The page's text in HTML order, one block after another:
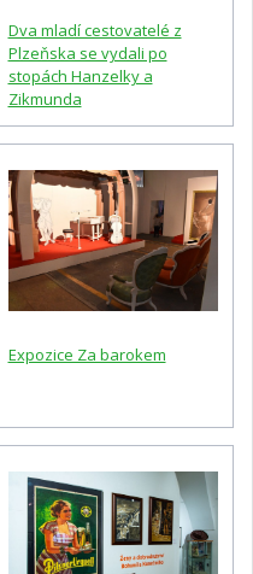
Dva mladí cestovatelé z
Plzeňska se vydali po
stopách Hanzelky a
Zikmunda
Expozice Za barokem